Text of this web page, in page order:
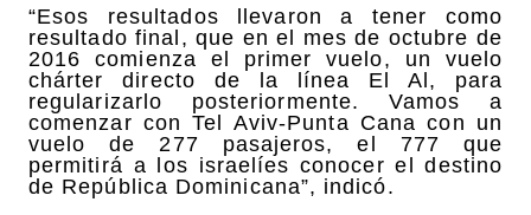
“Esos resultados llevaron a tener como
resultado final, que en el mes de octubre de
2016 comienza el primer vuelo, un vuelo
chárter directo de la línea El Al, para
regularizarlo posteriormente. Vamos a
comenzar con Tel Aviv-Punta Cana con un
vuelo de 277 pasajeros, el 777 que
permitirá a los israelíes conocer el destino
de República Dominicana”, indicó.